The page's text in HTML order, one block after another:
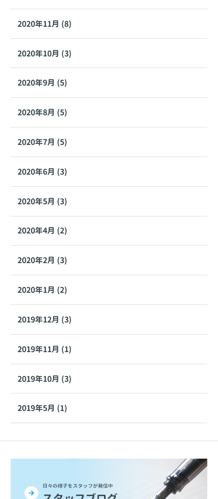
2020年11月 (8)
2020年10月 (3)
2020年9月 (5)
2020年8月 (5)
2020年7月 (5)
2020年6月 (3)
2020年5月 (3)
2020年4月 (2)
2020年2月 (3)
2020年1月 (2)
2019年12月 (3)
2019年11月 (1)
2019年10月 (3)
2019年5月 (1)